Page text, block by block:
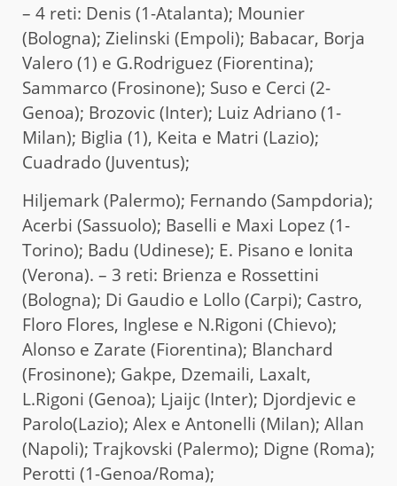
– 4 reti: Denis (1-Atalanta); Mounier
(Bologna); Zielinski (Empoli); Babacar, Borja
Valero (1) e G.Rodriguez (Fiorentina);
Sammarco (Frosinone); Suso e Cerci (2-
Genoa); Brozovic (Inter); Luiz Adriano (1-
Milan); Biglia (1), Keita e Matri (Lazio);
Cuadrado (Juventus);
Hiljemark (Palermo); Fernando (Sampdoria);
Acerbi (Sassuolo); Baselli e Maxi Lopez (1-
Torino); Badu (Udinese); E. Pisano e Ionita
(Verona). – 3 reti: Brienza e Rossettini
(Bologna); Di Gaudio e Lollo (Carpi); Castro,
Floro Flores, Inglese e N.Rigoni (Chievo);
Alonso e Zarate (Fiorentina); Blanchard
(Frosinone); Gakpe, Dzemaili, Laxalt,
L.Rigoni (Genoa); Ljaijc (Inter); Djordjevic e
Parolo(Lazio); Alex e Antonelli (Milan); Allan
(Napoli); Trajkovski (Palermo); Digne (Roma);
Perotti (1-Genoa/Roma);